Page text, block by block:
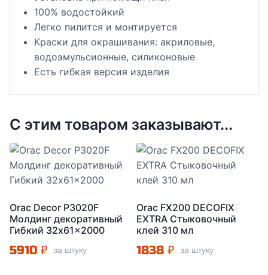
100% водостойкий
Легко пилится и монтируется
Краски для окрашивания: акриловые,
водоэмульсионные, силиконовые
Есть гибкая версия изделия
С этим товаром заказывают...
Orac Decor P3020F
Молдинг декоративный
Гибкий 32x61x2000
5910 ₽ за штуку
Orac FX200 DECOFIX
EXTRA Стыковочный
клей 310 мл
1838 ₽ за штуку